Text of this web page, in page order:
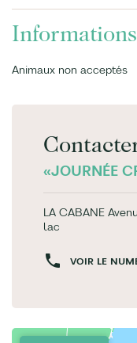
Animaux non acceptés
«JOURNÉE
LA CABANE
lac
VOIR LE